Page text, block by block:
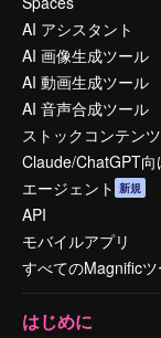
AI アシスタント
AI 画像生成ツール
AI 動画生成ツール
AI 音声合成ツール
ストックコンテンツ
Claude/ChatGPT向
エージェント 新規
API
モバイルアプリ
すべてのMagnific
はじめに